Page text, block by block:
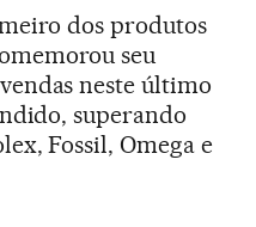
dos produtos
seu
neste último
superando
Fossil, Omega e